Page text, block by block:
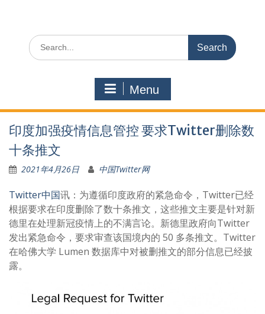
Search
for:
Menu
印度加强疫情信息管控 要求Twitter删除数
十条推文
2021年4月26日 中国Twitter网
Twitter中国讯：为遵循印度政府的紧急命令，Twitter已经
根据要求在印度删除了数十条推文，这些推文主要是针对新
德里在处理新冠疫情上的不满言论。新德里政府向Twitter
发出紧急命令，要求审查该国境内的 50 多条推文。Twitter
在哈佛大学 Lumen 数据库中对被删推文的部分信息已经披
露。